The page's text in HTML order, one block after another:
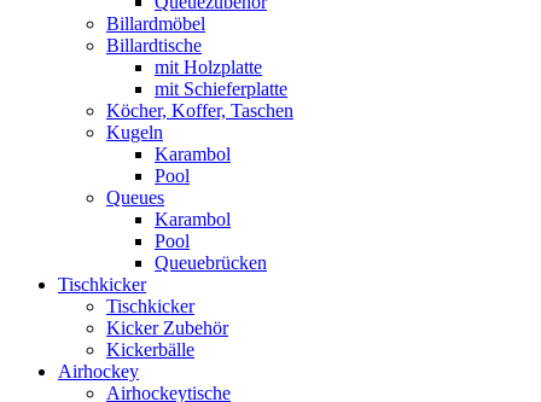
Billardmöbel
Billardtische
mit Holzplatte
mit Schieferplatte
Köcher, Koffer, Taschen
Kugeln
Karambol
Pool
Queues
Karambol
Pool
Queuebrücken
Tischkicker
Tischkicker
Kicker Zubehör
Kickerbälle
Airhockey
Airhockeytische